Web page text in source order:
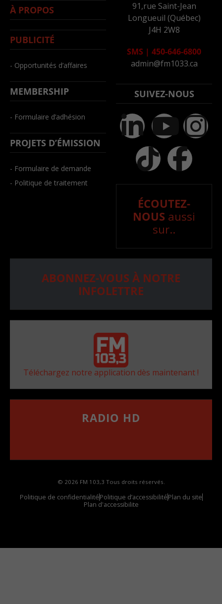
À PROPOS
PUBLICITÉ
- Opportunités d’affaires
MEMBERSHIP
- Formulaire d’adhésion
PROJETS D’ÉMISSION
- Formulaire de demande
- Politique de traitement
91,rue Saint-Jean
Longueuil (Québec)
J4H 2W8
SMS | 450-646-6800
admin@fm1033.ca
SUIVEZ-NOUS
ÉCOUTEZ-
NOUS aussi
sur..
ABONNEZ-VOUS À NOTRE
INFOLETTRE
Téléchargez notre application dès maintenant !
RADIO HD
© 2026 FM 103,3 Tous droits réservés.
Politique de confidentialitéPolitique d’accessibilitéPlan du site
Plan d'accessibilite